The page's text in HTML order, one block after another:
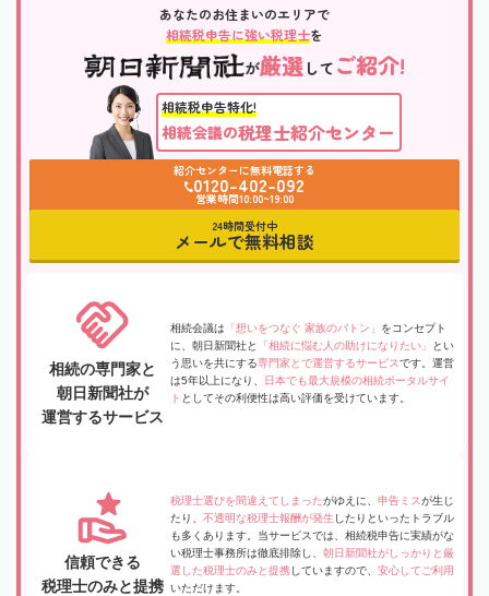
あなたのお住まいのエリアで
相続税申告に強い税理士を
が厳選して ご紹介!
相続税申告特化!
相続会議の税理士紹介センター
紹介センターに無料電話する
0120-402-092
営業時間10:00~19:00
24時間受付中
メールで無料相談
相続の専門家と
朝日新聞社が
運営するサービス
相続会議は 「想いをつなぐ 家族のバトン」 をコンセプト
に、朝日新聞社と
「相続に悩む人の助けになりたい」
とい
う思いを共にする専門家とで運営するサービスです。運営
は5年以上になり、
日本でも最大規模の相続ポータルサイ
ト としてその利便性は高い評価を受けています。
信頼できる
税理士のみと提携
税理士選びを間違えてしまったがゆえに、 申告ミスが生じ
たり、 不透明な税理士報酬が発生 したりといったトラブル
も多くあります。当サービスでは、相続税申告に実績がな
い税理士事務所は徹底排除し、 朝日新聞社がしっかりと厳
選した税理士のみと提携していますので、 安心してご利用
いただけます。